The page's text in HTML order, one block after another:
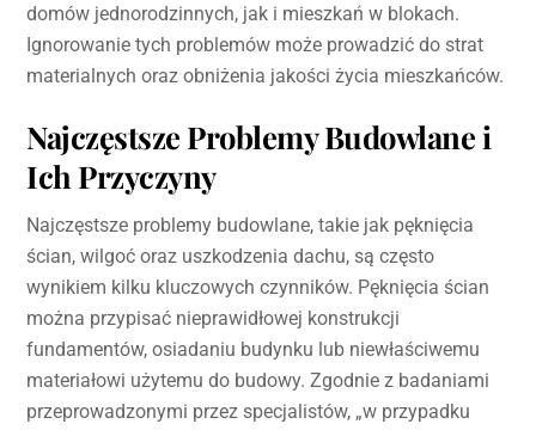
domów jednorodzinnych, jak i mieszkań w blokach.
Ignorowanie tych problemów może prowadzić do strat
materialnych oraz obniżenia jakości życia mieszkańców.
Najczęstsze Problemy Budowlane i
Ich Przyczyny
Najczęstsze problemy budowlane, takie jak pęknięcia
ścian, wilgoć oraz uszkodzenia dachu, są często
wynikiem kilku kluczowych czynników. Pęknięcia ścian
można przypisać nieprawidłowej konstrukcji
fundamentów, osiadaniu budynku lub niewłaściwemu
materiałowi użytemu do budowy. Zgodnie z badaniami
przeprowadzonymi przez specjalistów, „w przypadku